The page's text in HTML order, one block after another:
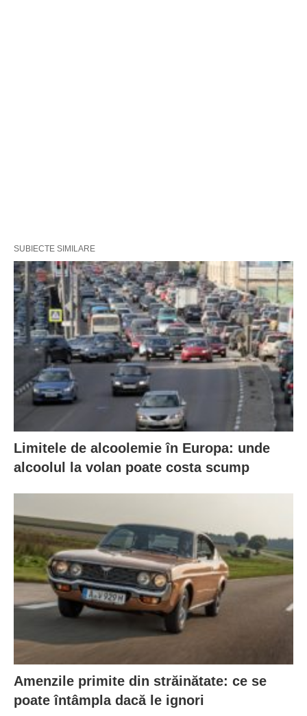
SUBIECTE SIMILARE
Limitele de alcoolemie în Europa: unde
alcoolul la volan poate costa scump
Amenzile primite din străinătate: ce se
poate întâmpla dacă le ignori